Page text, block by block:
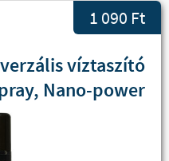
1 090 Ft
víztaszító
Nano-power